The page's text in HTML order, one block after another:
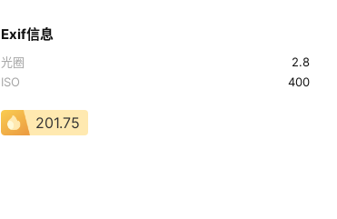
Exif信息
光圈
2.8
ISO
400
201.75